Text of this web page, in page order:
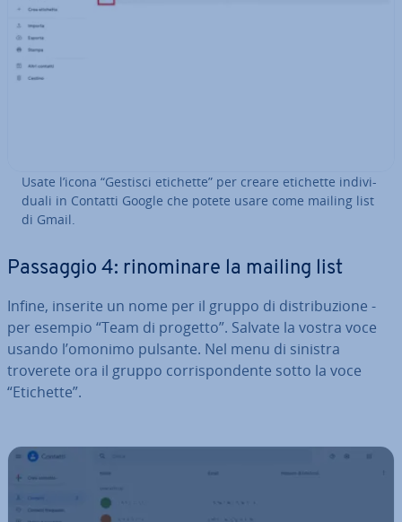
Usate l’icona “Gestisci etichette” per creare etichette in­di­vi­
dua­li in Contatti Google che potete usare come mailing list
di Gmail.
Passaggio 4: ri­no­mi­na­re la mailing list
Infine, inserite un nome per il gruppo di di­stri­bu­zio­ne -
per esempio “Team di progetto”. Salvate la vostra voce
usando l’omonimo pulsante. Nel menu di sinistra
troverete ora il gruppo cor­ri­spon­den­te sotto la voce
“Etichette”.